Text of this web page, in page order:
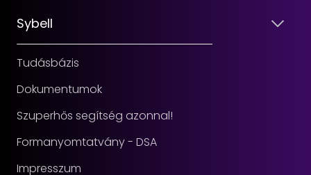
Sybell
Tudásbázis
Dokumentumok
Szuperhős segítség azonnal!
Formanyomtatvány - DSA
Impresszum